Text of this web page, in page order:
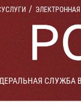
СЛУЖБА